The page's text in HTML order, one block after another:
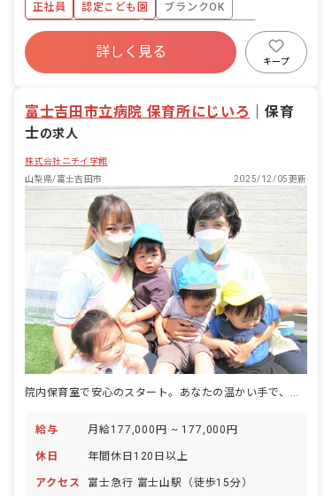
正社員 認定こども園
ブランクOK
ボーナス・賞与あり
年間休日120日以上
寮・住宅・家賃補助あり
社会保険完備
詳しく見る
キープ
富士吉田市立病院 保育所にじいろ
保育
士の求人
株式会社ニチイ学館
山梨県/富士吉田市
2025/12/05更新
給与 月給177,000円 ~ 177,000円
休日 年間休日120日以上
アクセス 富士急行 富士山駅（徒歩15分）